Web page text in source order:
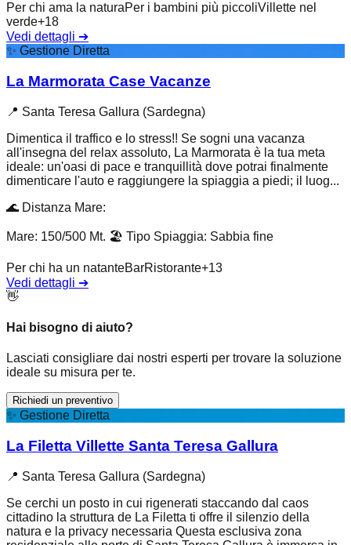
Per chi ama la naturaPer i bambini più piccoliVillette nel
verde+18
Vedi dettagli ➔
✨ Gestione Diretta
La Marmorata Case Vacanze
📍 Santa Teresa Gallura (Sardegna)
Dimentica il traffico e lo stress!! Se sogni una vacanza
all'insegna del relax assoluto, La Marmorata è la tua meta
ideale: un'oasi di pace e tranquillità dove potrai finalmente
dimenticare l'auto e raggiungere la spiaggia a piedi; il luog...
🌊 Distanza Mare:
Mare: 150/500 Mt. 🏖️ Tipo Spiaggia: Sabbia fine
Per chi ha un natanteBarRistorante+13
Vedi dettagli ➔
👋
Hai bisogno di aiuto?
Lasciati consigliare dai nostri esperti per trovare la soluzione
ideale su misura per te.
Richiedi un preventivo
✨ Gestione Diretta
La Filetta Villette Santa Teresa Gallura
📍 Santa Teresa Gallura (Sardegna)
Se cerchi un posto in cui rigenerati staccando dal caos
cittadino la struttura de La Filetta ti offre il silenzio della
natura e la privacy necessaria Questa esclusiva zona